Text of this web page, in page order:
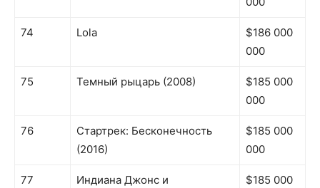
74 Lola
$186 000
000
75 Темный рыцарь (2008)
$185 000
000
76
Стартрек: Бесконечность
(2016)
$185 000
000
77
Индиана Джонс и
$185 000